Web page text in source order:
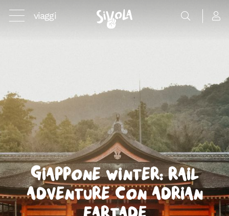
viaggi
Giappone Winter: Rail
Adventure con Adrian